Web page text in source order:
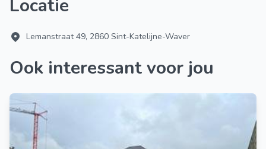
Locatie
Lemanstraat 49, 2860 Sint-Katelijne-Waver
Ook interessant voor jou